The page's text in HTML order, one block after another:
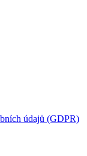
údajů (GDPR)